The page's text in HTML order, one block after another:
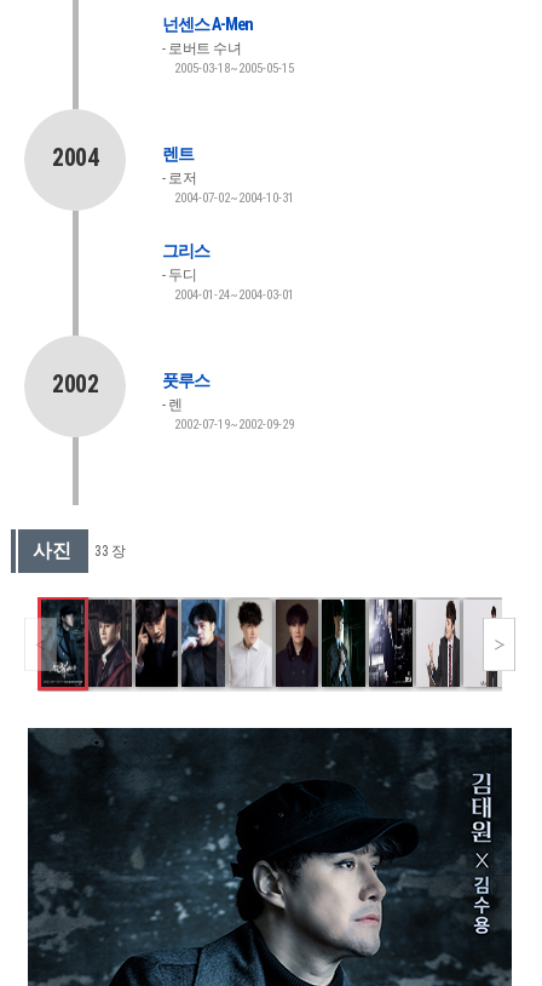
넌센스 A-Men
로버트 수녀
2005-03-18~2005-05-15
2004 렌트
로저
2004-07-02~2004-10-31
그리스
두디
2004-01-24~2004-03-01
2002 풋루스
렌
2002-07-19~2002-09-29
사진 33 장